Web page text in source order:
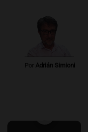
Por Adrián Simioni